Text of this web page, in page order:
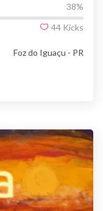
38%
44 Kicks
Foz do Iguaçu - PR